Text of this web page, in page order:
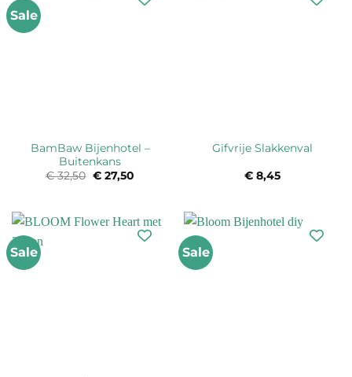
Sale
BamBaw Bijenhotel –
Buitenkans
€32,50 Oorspronkelijke
€27,50
Gifvrije Slakkenval
€8,45
Sale Sale